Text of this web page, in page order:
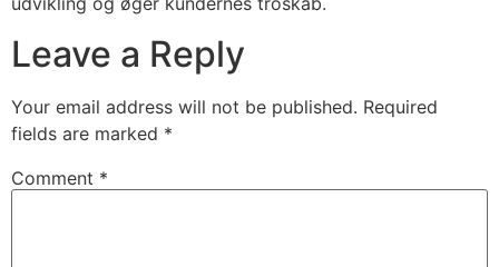
Leave a Reply
Your email address will not be published. Required
fields are marked *
Comment *